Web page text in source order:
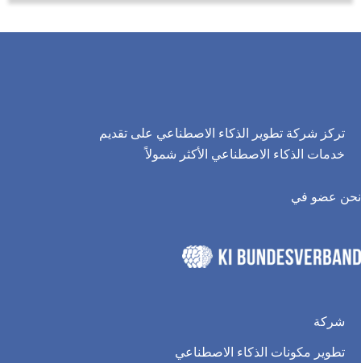
تركز شركة تطوير الذكاء الاصطناعي على تقديم
خدمات الذكاء الاصطناعي الأكثر شمولاً
نحن عضو في
شركة
تطوير مكونات الذكاء الاصطناعي